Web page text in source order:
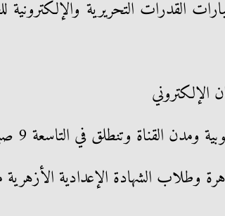
القدرات التحريرية والإلكترونية
الإلكتروني